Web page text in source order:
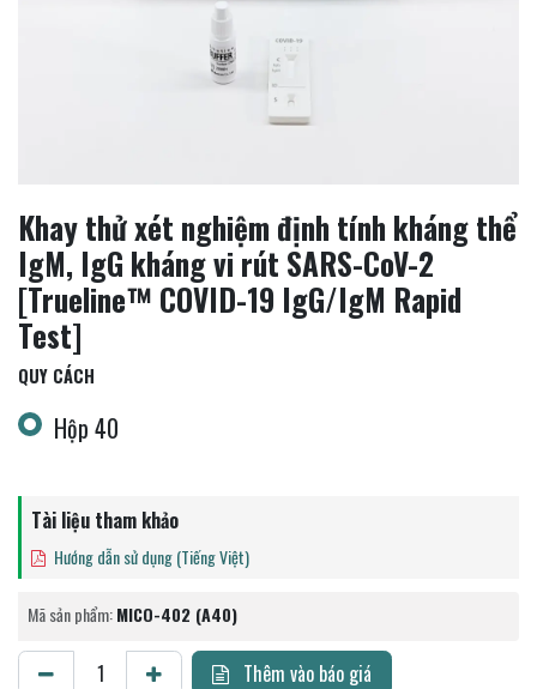
Khay thử xét nghiệm định tính kháng thể
IgM, IgG kháng vi rút SARS-CoV-2
[Trueline™ COVID-19 IgG/IgM Rapid
Test]
QUY CÁCH
Hộp 40
Tài liệu tham khảo
Hướng dẫn sử dụng (Tiếng Việt)
Mã sản phẩm:MICO-402 (A40)
Thêm vào báo giá